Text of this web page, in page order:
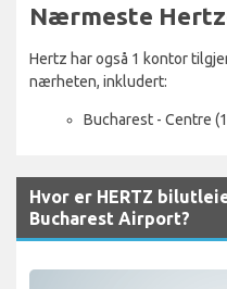
Nærmeste
Hertz har også 1 kontor
nærheten, inkludert:
Bucharest - Centre
Hvor er HERTZ
Bucharest Airport?